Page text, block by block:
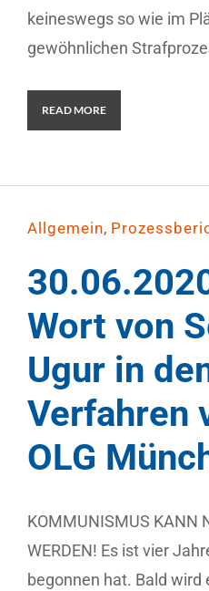
keineswegs so wie im
gewöhnlichen
READ MORE
Allgemein,
Wort von
Ugur in
Verfahren
OLG
KOMMUNISMUS KANN
WERDEN! Es ist vier
begonnen hat. Bald wird